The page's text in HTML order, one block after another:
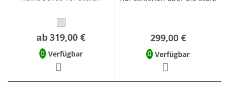
ab319,00 €
Verfügbar
299,00 €
Verfügbar